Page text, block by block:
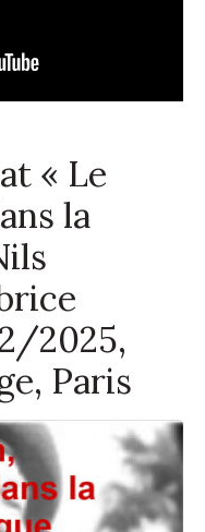
« Le
la
2025,
Paris